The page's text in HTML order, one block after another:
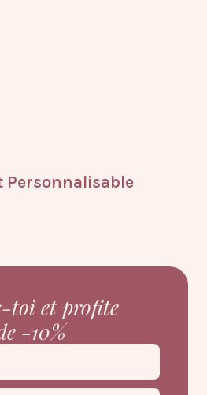
Personnalisable
toi et profite
-10%